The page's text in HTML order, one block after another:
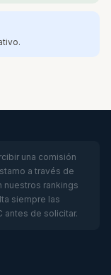
una comisión
a través de
nuestros rankings
siempre las
antes de solicitar.